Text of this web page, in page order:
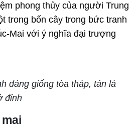
phong thủy của người Trung
trong bốn cây trong bức tranh
Mai với ý nghĩa đại trượng
dáng giống tòa tháp, tán lá
đỉnh